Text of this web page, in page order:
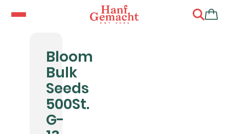
Bloom
Bulk
Seeds
500St.
G-